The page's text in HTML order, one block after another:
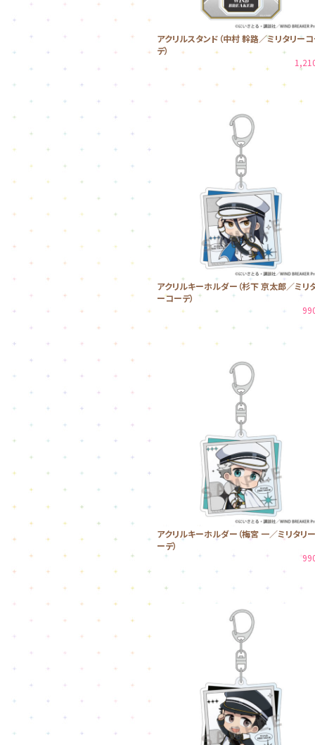
アクリルスタンド（中村 幹路／ミリタリー
デ）
アクリルキーホルダー（杉下 京太郎／ミリ
ーコーデ）
アクリルキーホルダー（梅宮 一／ミリタリ
ーデ）